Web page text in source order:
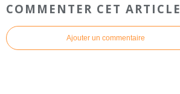
COMMENTER CET ARTICLE
Ajouter un commentaire